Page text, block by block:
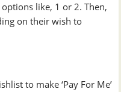
like, 1 or 2. Then,
on their wish to
to make ‘Pay For Me’